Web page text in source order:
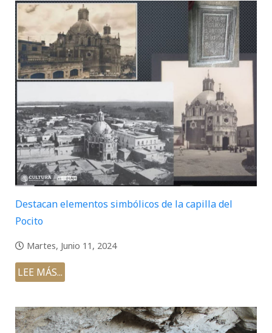
Destacan elementos simbólicos de la capilla del
Pocito
Martes, Junio 11, 2024
LEE MÁS...